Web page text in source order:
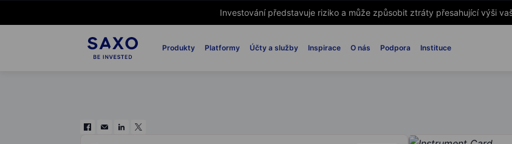
Investování představuje riziko a může způsobit ztráty přesahující výši
Produkty Platformy Účty a služby Inspirace O nás Podpora Instituce